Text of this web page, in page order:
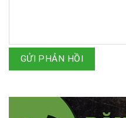
GỬI PHẢN HỒI